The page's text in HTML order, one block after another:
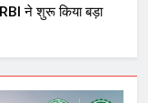
ने शुरू किया बड़ा